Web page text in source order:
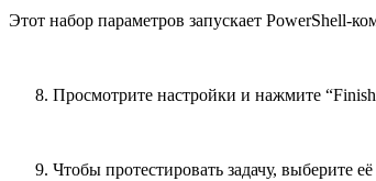
Этот набор параметров запускает PowerShell-
Просмотрите настройки и нажмите
Чтобы протестировать задачу, выберите